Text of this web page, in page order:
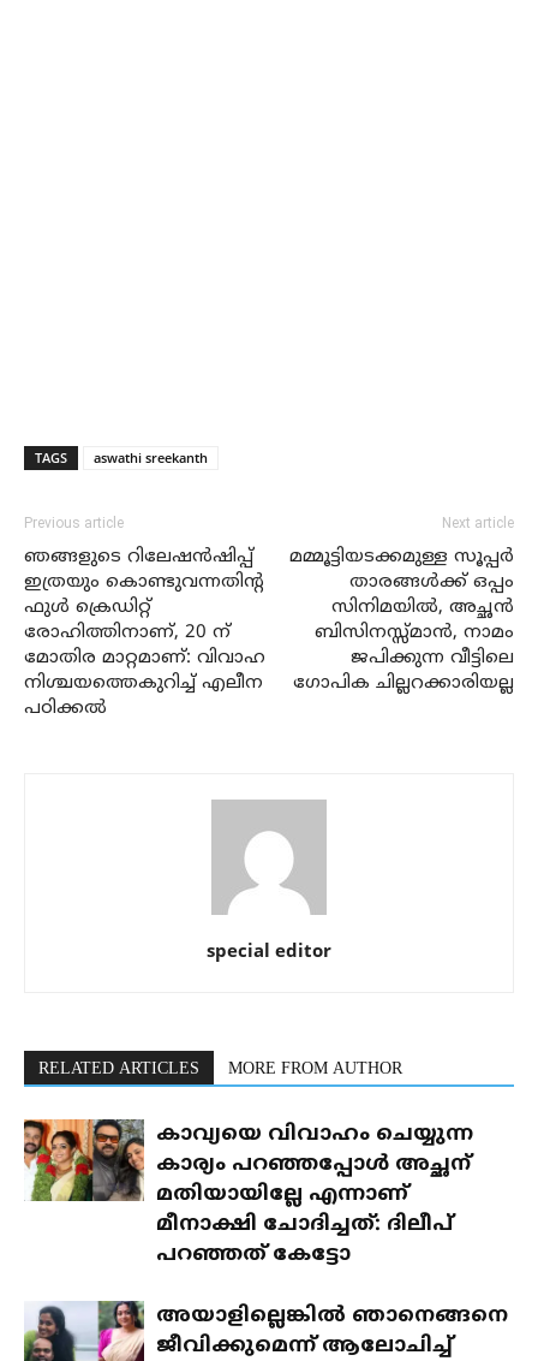
TAGS aswathi sreekanth
Previous article
ഞങ്ങളുടെ റിലേഷൻഷിപ്പ്
ഇത്രയും കൊണ്ടുവന്നതിന്റ
ഫുൾ ക്രെഡിറ്റ്
രോഹിത്തിനാണ്, 20 ന്
മോതിര മാറ്റമാണ്: വിവാഹ
നിശ്ചയത്തെകുറിച്ച് എലീന
പഠിക്കൽ
Next article
മമ്മൂട്ടിയടക്കമുള്ള സൂപ്പർ
താരങ്ങൾക്ക് ഒപ്പം
സിനിമയിൽ, അച്ഛൻ
ബിസിനസ്സ്മാൻ, നാമം
ജപിക്കുന്ന വീട്ടിലെ
ഗോപിക ചില്ലറക്കാരിയല്ല
special editor
RELATED ARTICLES MORE FROM AUTHOR
കാവ്യയെ വിവാഹം ചെയ്യുന്ന
കാര്യം പറഞ്ഞപ്പോൾ അച്ഛന്
മതിയായില്ലേ എന്നാണ്
മീനാക്ഷി ചോദിച്ചത്: ദിലീപ്
പറഞ്ഞത് കേട്ടോ
അയാളില്ലെങ്കിൽ ഞാനെങ്ങനെ
ജീവിക്കുമെന്ന് ആലോചിച്ച്